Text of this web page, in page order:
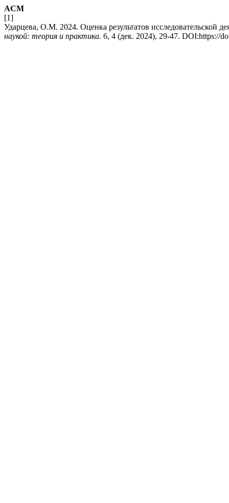
ACM
[1]
Ударцева, О.М. 2024. Оценка результатов исследовательской
наукой: теория и практика. 6, 4 (дек. 2024), 29-47. DOI:https://